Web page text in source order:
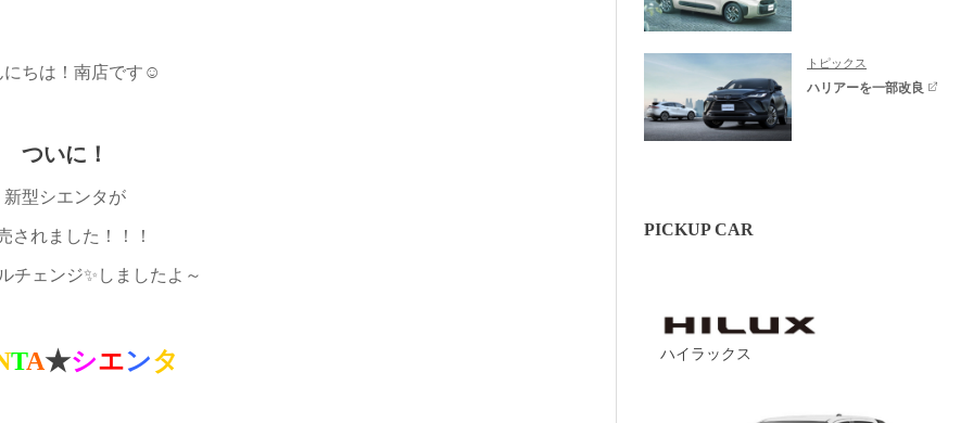
にちは！南店です☺
ついに！
新型シエンタが
されました！！！
チェンジ✨しましたよ～
TA★シエンタ
トピックス
ハリアーを一部改良
PICKUP CAR
ハイラックス